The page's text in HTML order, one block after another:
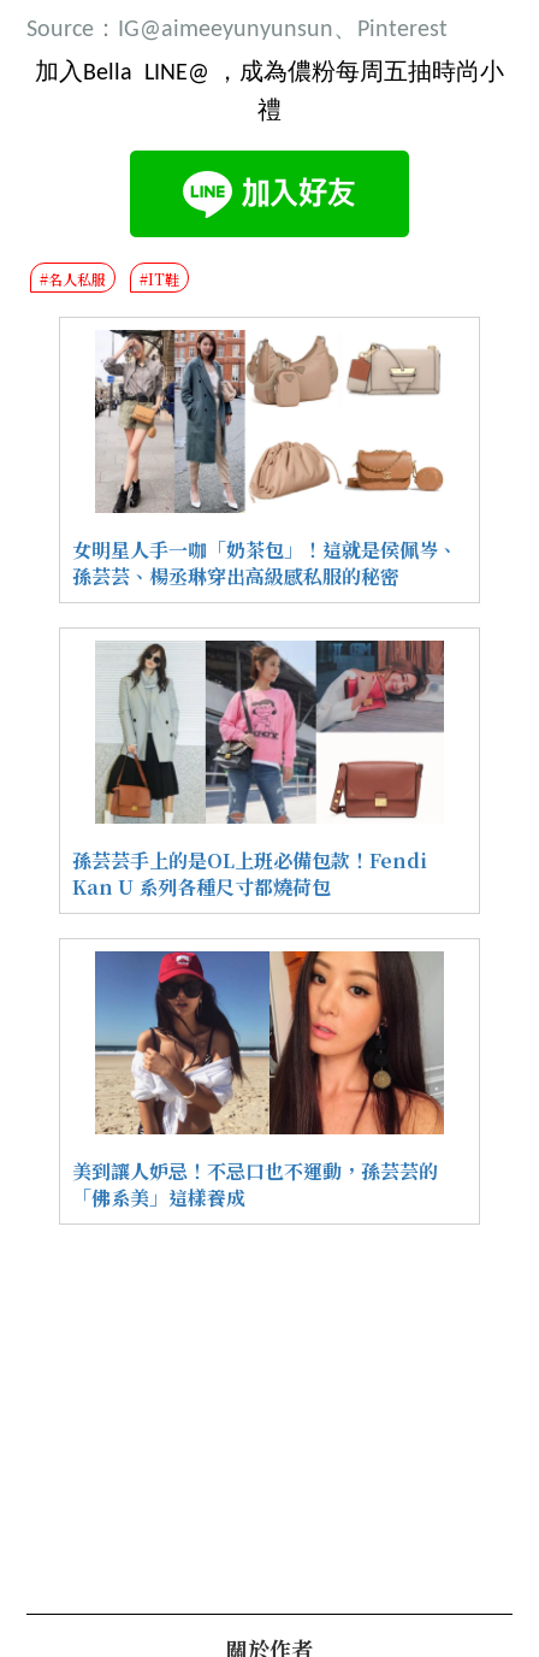
Source：IG@aimeeyunyunsun、Pinterest
加入Bella LINE@ ，成為儂粉每周五抽時尚小
禮
#名人私服 #IT鞋
女明星人手一咖「奶茶包」！這就是侯佩岑、
孫芸芸、楊丞琳穿出高級感私服的秘密
孫芸芸手上的是OL上班必備包款！Fendi
Kan U 系列各種尺寸都燒荷包
美到讓人妒忌！不忌口也不運動，孫芸芸的
「佛系美」這樣養成
關於作者